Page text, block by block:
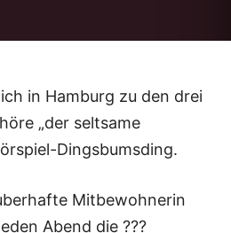
in Hamburg zu den drei
„der seltsame
Dingsbumsding.
Mitbewohnerin
Abend die ???